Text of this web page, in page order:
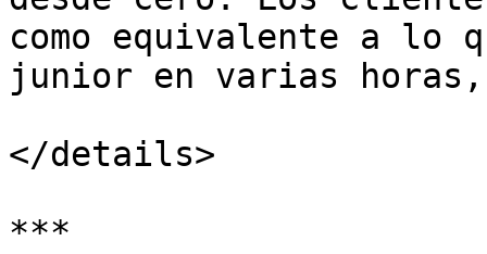
como equivalente a lo
junior en varias horas,
</details>
***